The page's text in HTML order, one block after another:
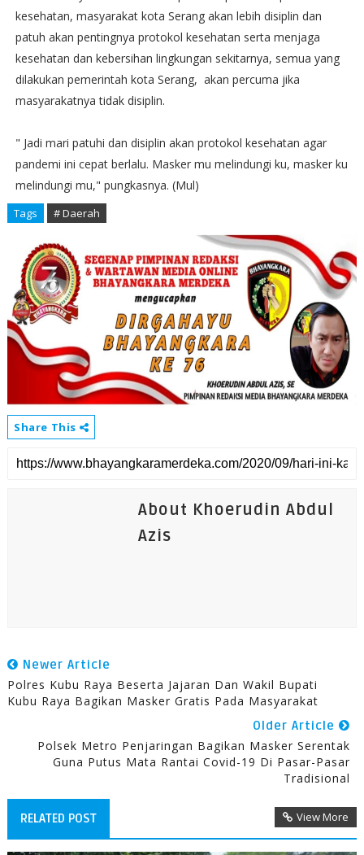
kesehatan, masyarakat kota Serang akan lebih disiplin dan
patuh akan pentingnya protokol kesehatan serta menjaga
kesehatan dan kebersihan lingkungan sekitarnya, semua yang
dilakukan pemerintah kota Serang, akan percuma jika
masyarakatnya tidak disiplin.
" Jadi mari patuhi dan disiplin akan protokol kesehatan agar
pandemi ini cepat berlalu. Masker mu melindungi ku, masker ku
melindungi mu," pungkasnya. (Mul)
Tags # Daerah
Share This
About Khoerudin Abdul
Azis
Newer Article
Polres Kubu Raya Beserta Jajaran Dan Wakil Bupati
Kubu Raya Bagikan Masker Gratis Pada Masyarakat
Older Article
Polsek Metro Penjaringan Bagikan Masker Serentak
Guna Putus Mata Rantai Covid-19 Di Pasar-Pasar
Tradisional
RELATED POST View More